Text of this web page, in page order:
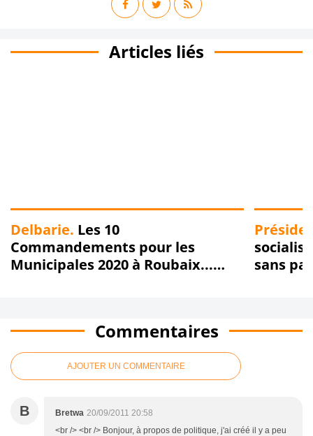
Articles liés
Delbarie. Les 10
Commandements pour les
Municipales 2020 à Roubaix...
sans
Commentaires
AJOUTER UN COMMENTAIRE
B Bretwa 20/09/2011 20:58
<br /> <br /> Bonjour, à propos de politique, j'ai créé il y a peu